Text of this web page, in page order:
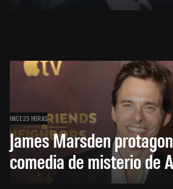
HACE 23 HORAS
James Marsden
comedia de misterio de